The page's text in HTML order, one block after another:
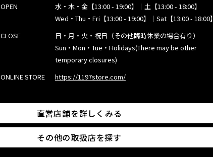
OPEN
水・木・金【13:00 - 19:00】｜土【13:00 - 18:00】
Wed・Thu・Fri【13:00 - 19:00】｜Sat【13:00 - 18:00】
CLOSE
日・月・火・祝日（その他臨時休業の場合有り）
Sun・Mon・Tue・Holidays(There may be other
temporary closures)
ONLINE STORE
https://1197store.com/
直営店舗を詳しくみる
その他の取扱店を探す